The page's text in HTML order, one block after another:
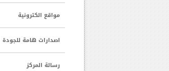
مواقع الكترونية
اصدارات هامة للجودة
رسالة المركز